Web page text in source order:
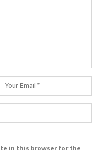
in this browser for the